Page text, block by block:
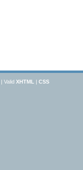
| Valid XHTML | CSS